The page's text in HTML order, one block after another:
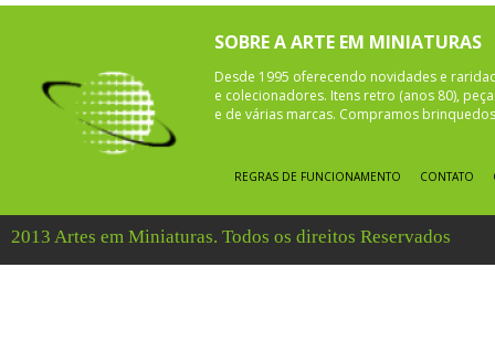
SOBRE A ARTE EM MINIATURAS
Desde 1995 oferecendo novidades e
e colecionadores. Itens retro (anos 80),
e de várias marcas. Compramos
REGRAS DE FUNCIONAMENTO CONTATO
2013 Artes em Miniaturas. Todos os direitos Reservados